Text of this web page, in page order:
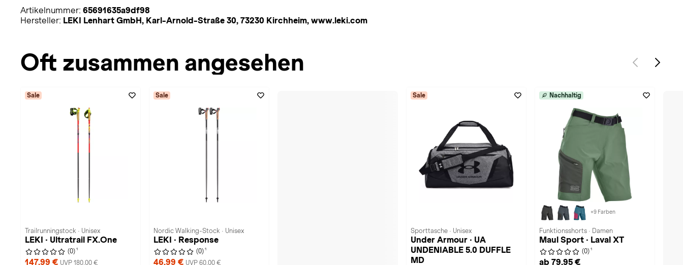
Artikelnummer: 65691635a9df98
Hersteller: LEKI Lenhart GmbH, Karl-Arnold-Straße 30, 73230 Kirchheim, www.leki.com
Oft zusammen angesehen
Sale
Trailrunningstock · Unisex
LEKI · Ultratrail FX.One
(0) 1
147,99 € UVP 180,00 €
Sale
Nordic Walking-Stock · Unisex
LEKI · Response
(0) 1
46,99 € UVP 60,00 €
Sale
Sporttasche · Unisex
Under Armour · UA
UNDENIABLE 5.0 DUFFLE
MD
Nachhaltig
+9 Farben
Funktionsshorts · Damen
Maul Sport · Laval XT
(0) 1
ab 79,95 €